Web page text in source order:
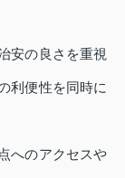
安の良さを重視
利便性を同時に
へのアクセスや